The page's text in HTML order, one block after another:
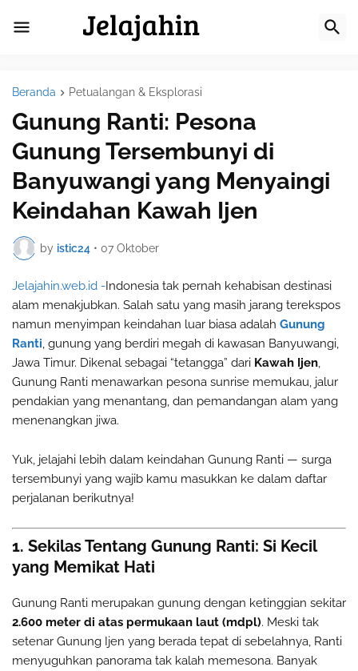
Beranda Petualangan & Eksplorasi
Gunung Ranti: Pesona
Gunung Tersembunyi di
Banyuwangi yang Menyaingi
Keindahan Kawah Ijen
by istic24 • 07 Oktober
Jelajahin.web.id - Indonesia tak pernah kehabisan destinasi
alam menakjubkan. Salah satu yang masih jarang terekspos
namun menyimpan keindahan luar biasa adalah Gunung
Ranti, gunung yang berdiri megah di kawasan Banyuwangi,
Jawa Timur. Dikenal sebagai “tetangga” dari Kawah Ijen,
Gunung Ranti menawarkan pesona sunrise memukau, jalur
pendakian yang menantang, dan pemandangan alam yang
menenangkan jiwa.
Yuk, jelajahi lebih dalam keindahan Gunung Ranti — surga
tersembunyi yang wajib kamu masukkan ke dalam daftar
perjalanan berikutnya!
1. Sekilas Tentang Gunung Ranti: Si Kecil
yang Memikat Hati
Gunung Ranti merupakan gunung dengan ketinggian sekitar
2.600 meter di atas permukaan laut (mdpl). Meski tak
setenar Gunung Ijen yang berada tepat di sebelahnya, Ranti
menyuguhkan panorama tak kalah memesona. Banyak